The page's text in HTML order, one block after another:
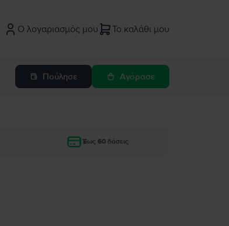
Ο λογαριασμός μου Το καλάθι μου
Πούλησε Αγόρασε
Έως 60 δόσεις